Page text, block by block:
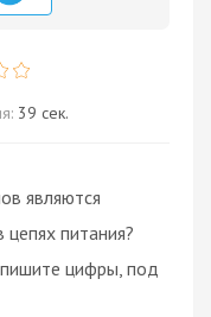
39 сек.
являются
питания?
цифры, под